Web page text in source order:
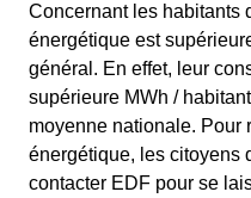
Concernant les habitants
énergétique est
général. En effet, leur
supérieure MWh /
moyenne nationale. Pour
énergétique, les citoyens
contacter EDF pour se